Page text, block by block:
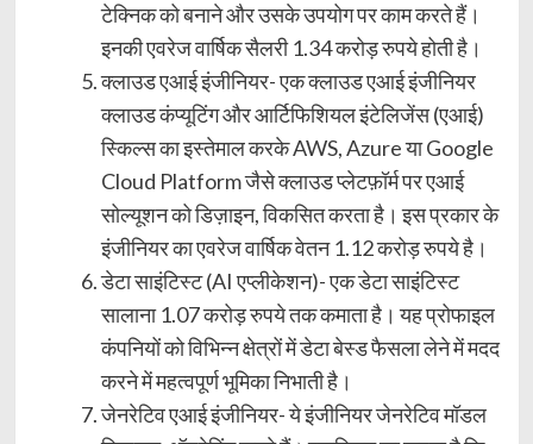
टेक्निक को बनाने और उसके उपयोग पर काम करते हैं।
इनकी एवरेज वार्षिक सैलरी 1.34 करोड़ रुपये होती है।
क्लाउड एआई इंजीनियर- एक क्लाउड एआई इंजीनियर
क्लाउड कंप्यूटिंग और आर्टिफिशियल इंटेलिजेंस (एआई)
स्किल्स का इस्तेमाल करके AWS, Azure या Google
Cloud Platform जैसे क्लाउड प्लेटफ़ॉर्म पर एआई
सोल्यूशन को डिज़ाइन, विकसित करता है। इस प्रकार के
इंजीनियर का एवरेज वार्षिक वेतन 1.12 करोड़ रुपये है।
डेटा साइंटिस्ट (AI एप्लीकेशन)- एक डेटा साइंटिस्ट
सालाना 1.07 करोड़ रुपये तक कमाता है। यह प्रोफाइल
कंपनियों को विभिन्न क्षेत्रों में डेटा बेस्ड फैसला लेने में मदद
करने में महत्वपूर्ण भूमिका निभाती है।
जेनरेटिव एआई इंजीनियर- ये इंजीनियर जेनरेटिव मॉडल